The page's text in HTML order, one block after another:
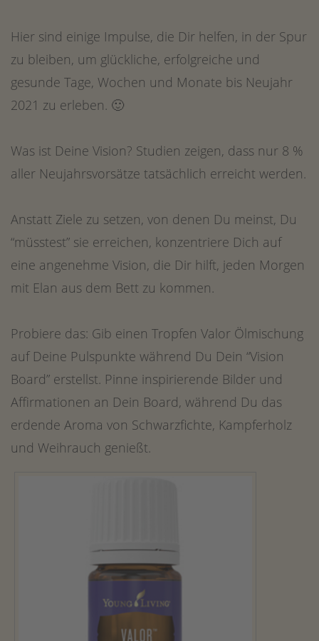
Hier sind einige Impulse, die Dir helfen, in der Spur
zu bleiben, um glückliche, erfolgreiche und
gesunde Tage, Wochen und Monate bis Neujahr
2021 zu erleben. 🙂
Was ist Deine Vision? Studien zeigen, dass nur 8 %
aller Neujahrsvorsätze tatsächlich erreicht werden.
Anstatt Ziele zu setzen, von denen Du meinst, Du
“müsstest” sie erreichen, konzentriere Dich auf
eine angenehme Vision, die Dir hilft, jeden Morgen
mit Elan aus dem Bett zu kommen.
Probiere das: Gib einen Tropfen Valor Ölmischung
auf Deine Pulspunkte während Du Dein “Vision
Board” erstellst. Pinne inspirierende Bilder und
Affirmationen an Dein Board, während Du das
erdende Aroma von Schwarzfichte, Kampferholz
und Weihrauch genießt.